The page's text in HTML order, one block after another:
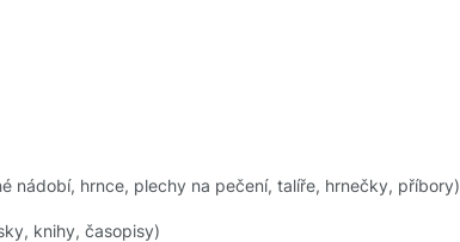
nádobí, hrnce, plechy na pečení, talíře, hrnečky, příbory)
knihy, časopisy)